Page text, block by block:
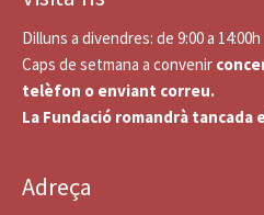
Dilluns a divendres: de 9:00 a 14:00h
Caps de setmana a convenir
telèfon o enviant correu.
La Fundació romandrà tancada
Adreça